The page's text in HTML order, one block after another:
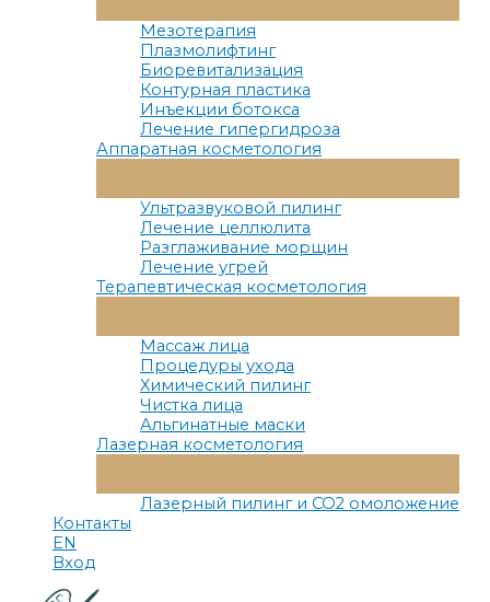
Меню
Мезотерапия
Плазмолифтинг
Биоревитализация
Контурная пластика
Инъекции ботокса
Лечение гипергидроза
Аппаратная косметология
Меню
Ультразвуковой пилинг
Лечение целлюлита
Разглаживание морщин
Лечение угрей
Терапевтическая косметология
Меню
Массаж лица
Процедуры ухода
Химический пилинг
Чистка лица
Альгинатные маски
Лазерная косметология
Меню
Лазерный пилинг и СО2 омоложение
Контакты
EN
Вход